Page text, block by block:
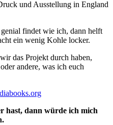
und Ausstellung in England
findet wie ich, dann helft
ein wenig Kohle locker.
das Projekt durch haben,
andere, was ich euch
hast, dann würde ich mich